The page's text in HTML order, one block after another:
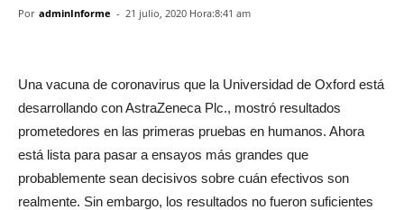
Por adminInforme - 21 julio, 2020 Hora:8:41 am
Una vacuna de coronavirus que la Universidad de Oxford está
desarrollando con AstraZeneca Plc., mostró resultados
prometedores en las primeras pruebas en humanos. Ahora
está lista para pasar a ensayos más grandes que
probablemente sean decisivos sobre cuán efectivos son
realmente. Sin embargo, los resultados no fueron suficientes